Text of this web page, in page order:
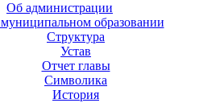
Об администрации
образовании
Структура
Устав
Отчет главы
Символика
История